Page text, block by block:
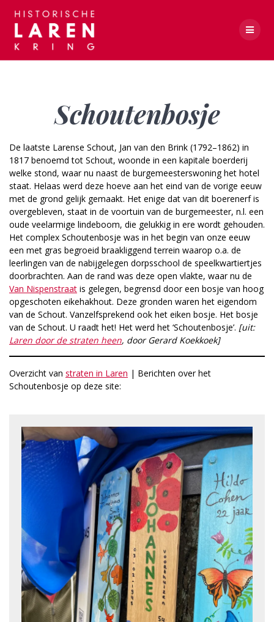
Schoutenbosje
De laatste Larense Schout, Jan van den Brink (1792–1862) in
1817 benoemd tot Schout, woonde in een kapitale boerderij
welke stond, waar nu naast de burgemeesterswoning het hotel
staat. Helaas werd deze hoeve aan het eind van de vorige eeuw
met de grond gelijk gemaakt. Het enige dat van dit boerenerf is
overgebleven, staat in de voortuin van de burgemeester, n.l. een
oude veelarmige lindeboom, die gelukkig in ere wordt gehouden.
Het complex Schoutenbosje was in het begin van onze eeuw
een met gras begroeid braakliggend terrein waarop o.a. de
leerlingen van de nabijgelegen dorpsschool de speelkwartiertjes
doorbrachten. Aan de rand was deze open vlakte, waar nu de
Van Nispenstraat is gelegen, begrensd door een bosje van hoog
opgeschoten eikehakhout. Deze gronden waren het eigendom
van de Schout. Vanzelfsprekend ook het eiken bosje. Het bosje
van de Schout. U raadt het! Het werd het ‘Schoutenbosje’. [uit:
Laren door de straten heen, door Gerard Koekkoek]
Overzicht van straten in Laren | Berichten over het
Schoutenbosje op deze site: